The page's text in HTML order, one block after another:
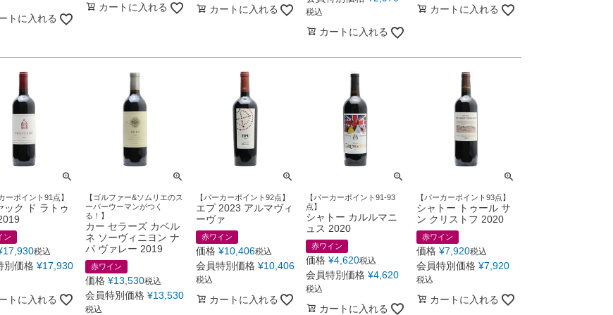
トに入れる
カートに入れる カートに入れる 税込
カートに入れる
カートに入れる
ーポイント91点】
ック ド ラトゥ
ン
17,930税込
別価格 ¥17,930
トに入れる
【ゴルファー&ソムリエのス
ーパーウーマンがつく
る！】
カー セラーズ カベル
ネ ソーヴィニヨン ナ
パ ヴァレー 2019
赤ワイン
価格 ¥13,530税込
会員特別価格 ¥13,530
税込
【パーカーポイント92点】
エプ 2023 アルマヴィ
ーヴァ
赤ワイン
価格 ¥10,406税込
会員特別価格 ¥10,406
税込
カートに入れる
【パーカーポイント91-93
点】
シャトー カルルマニ
ュス 2020
赤ワイン
価格 ¥4,620税込
会員特別価格 ¥4,620
税込
カートに入れる
【パーカーポイント93点】
シャトー トゥール サ
ン クリストフ 2020
赤ワイン
価格 ¥7,920税込
会員特別価格 ¥7,920
税込
カートに入れる